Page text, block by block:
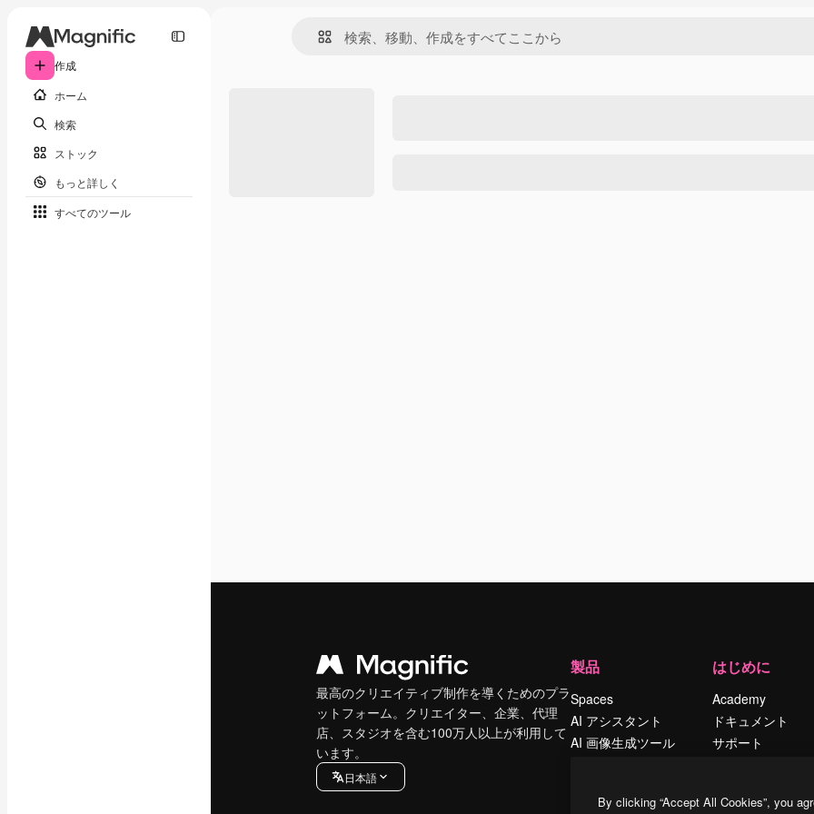
作成
ホーム
検索
ストック
もっと詳しく
すべてのツール
最高のクリエイティブ制作を導くためのプラ
ットフォーム。クリエイター、企業、代理
店、スタジオを含む100万人以上が利用して
います。
日本語
製品
Spaces
AI アシスタント
AI 画像生成ツール
ストックコンテン
はじめに
Academy
ドキュメント
サポート
シー
By clicking “Accept All Cookies”, you